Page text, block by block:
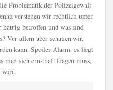
Problematik der Polizeigewalt
verstehen wir rechtlich unter
betroffen und was sind
Vor allem aber schauen wir,
kann. Spoiler Alarm, es liegt
man sich ernsthaft fragen muss,
wird.